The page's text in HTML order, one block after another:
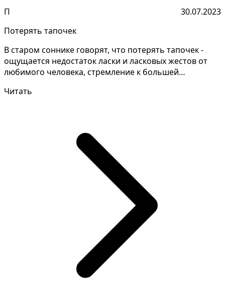
П
30.07.2023
Потерять тапочек
В старом соннике говорят, что потерять тапочек -
ощущается недостаток ласки и ласковых жестов от
любимого человека, стремление к большей
Читать